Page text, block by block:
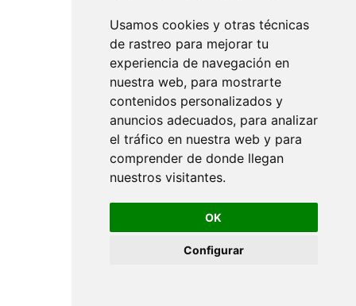
Usamos cookies y otras técnicas
de rastreo para mejorar tu
experiencia de navegación en
nuestra web, para mostrarte
contenidos personalizados y
anuncios adecuados, para analizar
el tráfico en nuestra web y para
comprender de donde llegan
nuestros visitantes.
OK
Configurar